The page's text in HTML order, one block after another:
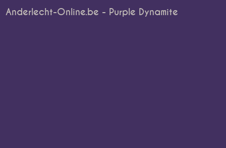
Anderlecht-Online.be - Purple Dynamite